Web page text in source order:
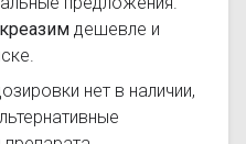
дешевле и
нет в наличии,